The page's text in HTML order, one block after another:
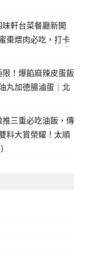
味軒台菜餐廳新開
棗煨肉必吃，打卡
限！爆餡麻辣皮蛋飯
丸加德腸滷蛋｜北
推三重必吃油飯，傳
料大賞榮耀！太順